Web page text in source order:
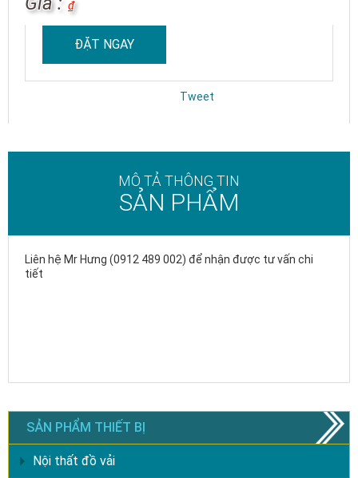
₫
ĐẶT NGAY
Tweet
MÔ TẢ THÔNG TIN
SẢN PHẨM
Liên hệ Mr Hưng (0912 489 002) để nhận được tư vấn chi
tiết
SẢN PHẨM THIẾT BỊ
Nội thất đồ vải